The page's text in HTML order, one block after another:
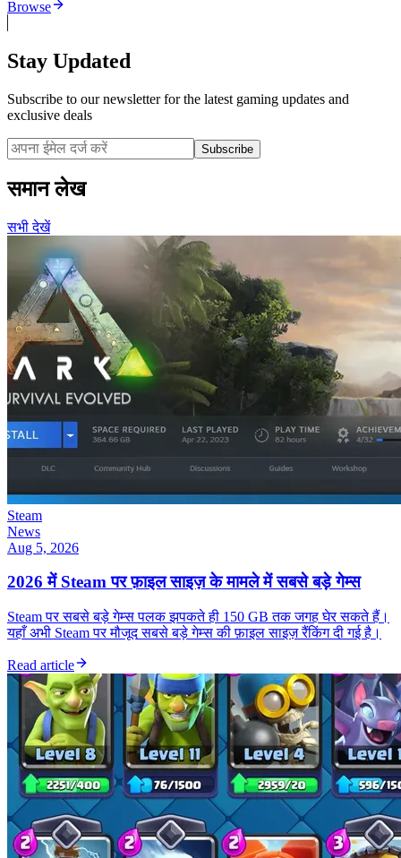
Browse
Stay Updated
Subscribe to our newsletter for the latest gaming updates and
exclusive deals
Subscribe
समान लेख
सभी देखें
Steam
News
Aug 5, 2026
2026 में Steam पर फ़ाइल साइज़ के मामले में सबसे बड़े गेम्स
Steam पर सबसे बड़े गेम्स पलक झपकते ही 150 GB तक जगह घेर सकते हैं।
यहाँ अभी Steam पर मौजूद सबसे बड़े गेम्स की फ़ाइल साइज़ रैंकिंग दी गई है।
Read article